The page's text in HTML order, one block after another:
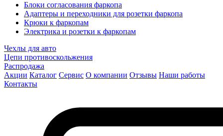
Блоки согласования фаркопа
Адаптеры и переходники для розетки фаркопа
Крюки к фаркопам
Электрика и розетки к фаркопам
Чехлы для авто
Цепи противоскольжения
Распродажа
Акции Каталог Сервис О компании Отзывы Наши работы
Контакты